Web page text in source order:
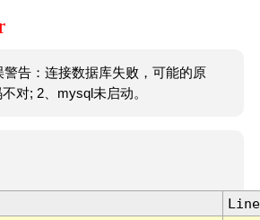
警告：连接数据库失败，可能的原
对; 2、mysql未启动。
Line